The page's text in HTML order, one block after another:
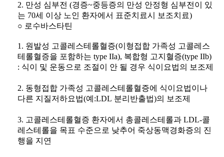
2. 만성 심부전 (경증~중등증의 만성 안정형 심부전이 있
는 70세 이상 노인 환자에서 표준치료시 보조치료)
○ 로수바스타틴
1. 원발성 고콜레스테롤혈증(이형접합 가족성 고콜레스
테롤혈증을 포함하는 type IIa), 복합형 고지혈증(type IIb)
: 식이 및 운동으로 조절이 안 될 경우 식이요법의 보조제
2. 동형접합 가족성 고콜레스테롤혈증에 식이요법이나
다른 지질저하요법(예 :LDL 분리반출법)의 보조제
3. 고콜레스테롤혈증 환자에서 총콜레스테롤과 LDL-콜
레스테롤을 목표 수준으로 낮추어 죽상동맥경화증의 진
행을 지연